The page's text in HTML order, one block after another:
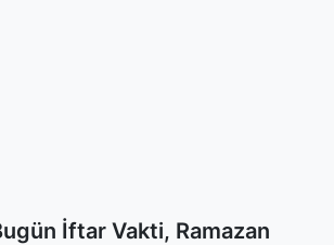
İftar Vakti, Ramazan